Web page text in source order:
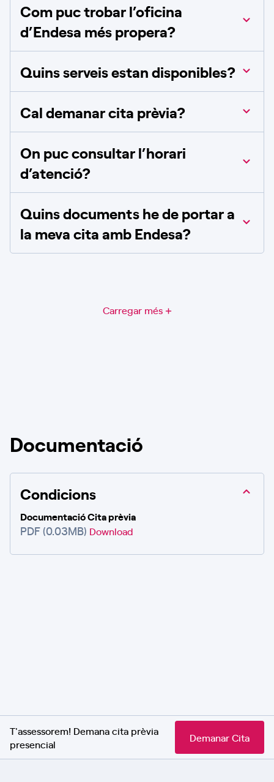
Com puc trobar l’oficina
d’Endesa més propera?
Quins serveis estan disponibles?
Cal demanar cita prèvia?
On puc consultar l’horari
d’atenció?
Quins documents he de portar a
la meva cita amb Endesa?
Carregar més
Documentació
Condicions
Documentació Cita prèvia
PDF (0.03MB) Download
T'assessorem! Demana cita prèvia
presencial
Demanar Cita